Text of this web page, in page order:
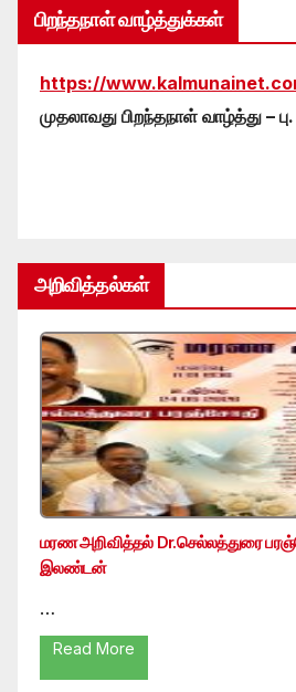
பிறந்தநாள் வாழ்த்துக்கள்
https://
முதலாவது பிறந்தநாள் வாழ்த்து –
அறிவித்தல்கள்
மரண அறிவித்தல் Dr.செல்லத்துரை
இலண்டன்
…
Read More